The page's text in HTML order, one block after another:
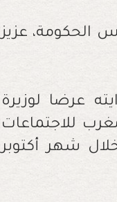
الحكومة، عزيز
عرضا لوزيرة
للاجتماعات
شهر أكتوبر